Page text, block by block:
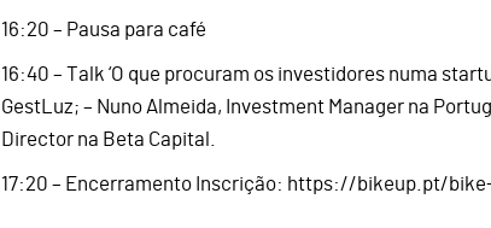
16:20 – Pausa para café
16:40 – Talk ‘O que procuram os investidores numa
GestLuz; – Nuno Almeida, Investment Manager na
Director na Beta Capital.
17:20 – Encerramento Inscrição: https://bikeup.pt/